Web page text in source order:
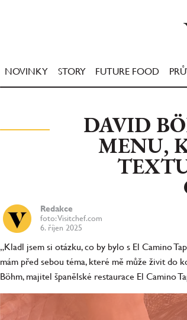
NOVINKY STORY FUTURE FOOD
DAVID
MENU,
Redakce
foto: Visitchef.com
6. říjen 2025
„Kladl jsem si otázku, co by bylo s El Camino
mám před sebou téma, které mě může živit do
Böhm, majitel španělské restaurace El Camino